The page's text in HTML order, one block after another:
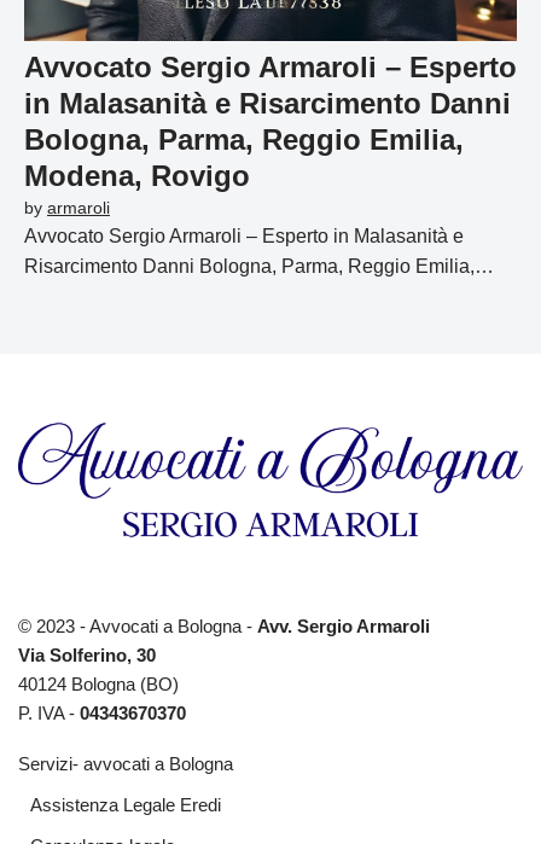
Avvocato Sergio Armaroli – Esperto
in Malasanità e Risarcimento Danni
Bologna, Parma, Reggio Emilia,
Modena, Rovigo
by armaroli
Avvocato Sergio Armaroli – Esperto in Malasanità e
Risarcimento Danni Bologna, Parma, Reggio Emilia,…
© 2023 - Avvocati a Bologna - Avv. Sergio Armaroli
Via Solferino, 30
40124 Bologna (BO)
P. IVA - 04343670370
Servizi- avvocati a Bologna
Assistenza Legale Eredi